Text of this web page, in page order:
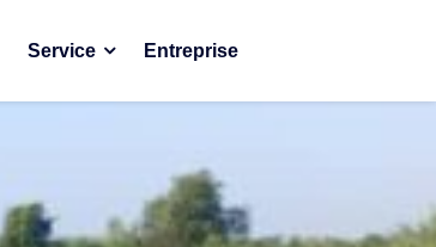
Service Entreprise